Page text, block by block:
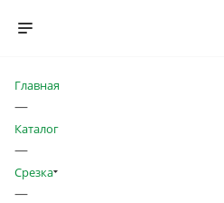
Главная
—
Каталог
—
Срезка
—